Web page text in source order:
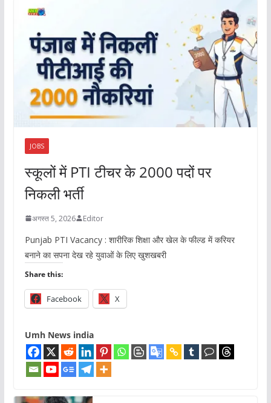
JOBS
स्कूलों में PTI टीचर के 2000 पदों पर
निकली भर्ती
अगस्त 5, 2026 Editor
Punjab PTI Vacancy : शारीरिक शिक्षा और खेल के फील्ड में करियर
बनाने का सपना देख रहे युवाओं के लिए खुशखबरी
Share this:
Facebook X
Umh News india